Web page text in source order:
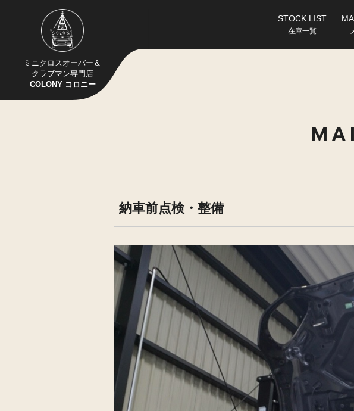
ミニクロスオーバー＆
クラブマン専門店
COLONY コロニー
STOCK LIST
在庫一覧
納車前点検・整備